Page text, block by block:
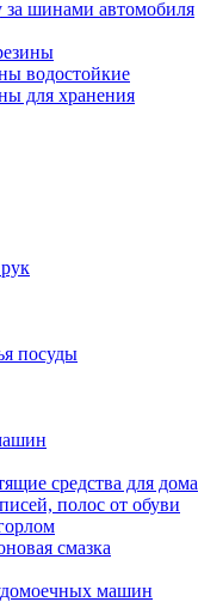
за шинами автомобиля
водостойкие
для хранения
посуды
средства для дома
полос от обуви
смазка
машин